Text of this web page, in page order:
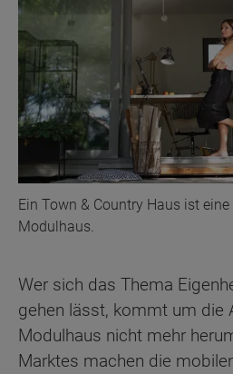
Ein Town & Country Haus ist
Modulhaus.
Wer sich das Thema
gehen lässt, kommt um die
Modulhaus nicht mehr
Marktes machen die